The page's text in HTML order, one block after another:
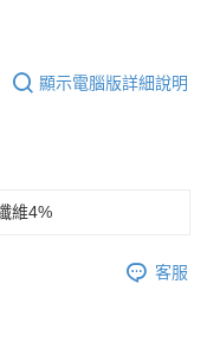
顯示電腦版詳細說明
維4%
客服